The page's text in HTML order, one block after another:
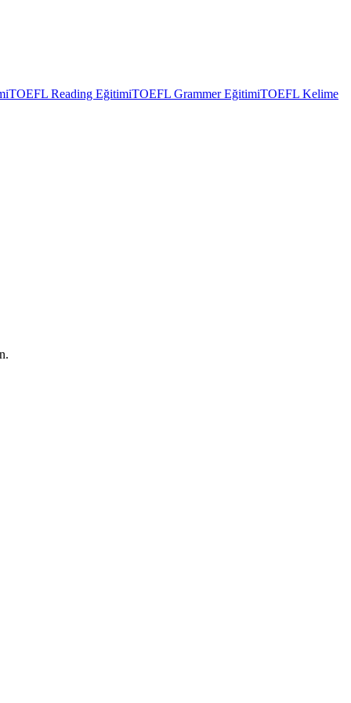
TOEFL Reading EğitimiTOEFL Grammer EğitimiTOEFL Kelime